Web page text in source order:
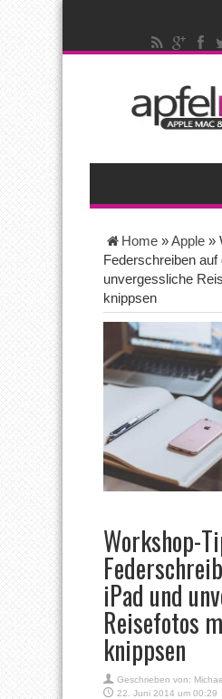
Home »Apple »
Federschreiben auf
unvergessliche
knippsen
Workshop-
iPad und
Reisefotos
knippsen
Geschrieben von:
22. Juni 2014 um 00:29